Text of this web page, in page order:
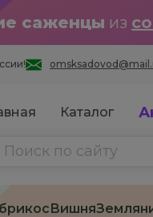
саженцы из
Каталог
Вишня